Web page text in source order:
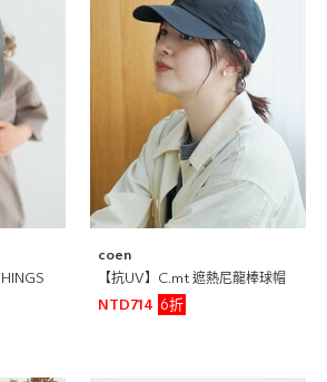
coen
【抗UV】C.mt 遮熱尼龍棒球帽
NTD714
6折